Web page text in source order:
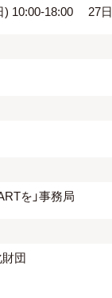
) 10:00-18:00 27
を」事務局
財団